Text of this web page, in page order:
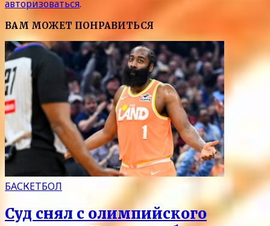
авторизоваться.
ВАМ МОЖЕТ ПОНРАВИТЬСЯ
БАСКЕТБОЛ
Суд снял с олимпийского